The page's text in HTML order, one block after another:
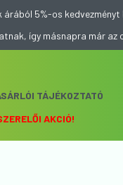
árából 5%-os
így másnapra már az
TÁJÉKOZTATÓ
AKCIÓ!